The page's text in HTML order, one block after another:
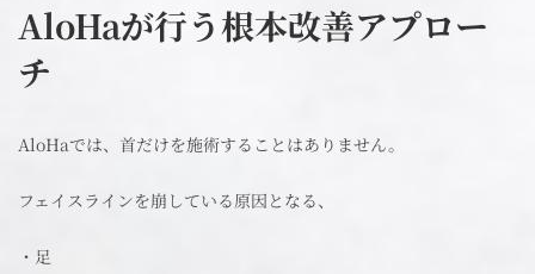
AloHaが行う根本改善アプロー
チ
AloHaでは、首だけを施術することはありません。
フェイスラインを崩している原因となる、
・足